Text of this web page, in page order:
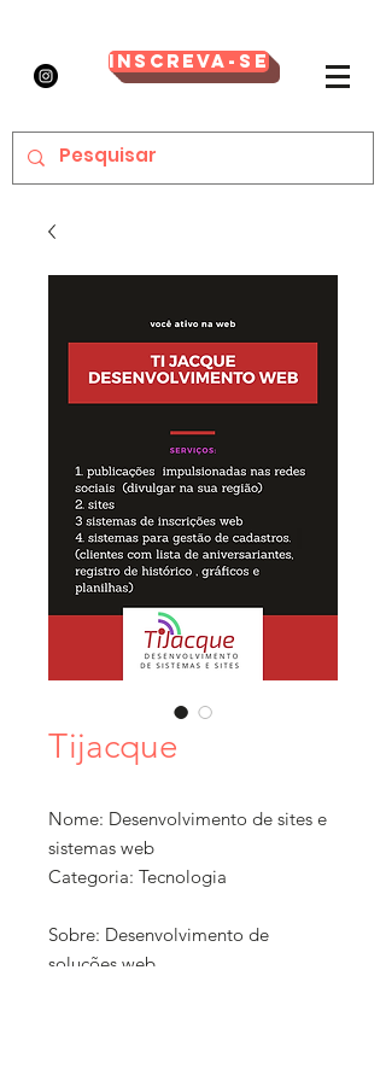
Inscreva-se
Tijacque
Nome: Desenvolvimento de sites e
sistemas web
Categoria: Tecnologia
Sobre: Desenvolvimento de
soluções web